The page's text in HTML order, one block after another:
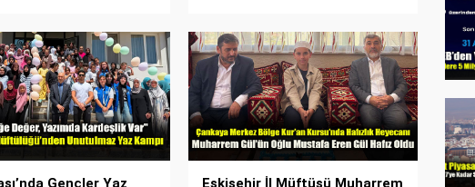
Gençler Yaz Eskişehir İl Müftüsü Muharrem